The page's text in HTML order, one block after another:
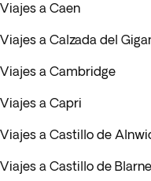
Viajes a Caen
Viajes a Calzada del
Viajes a Cambridge
Viajes a Capri
Viajes a Castillo de
Viajes a Castillo de